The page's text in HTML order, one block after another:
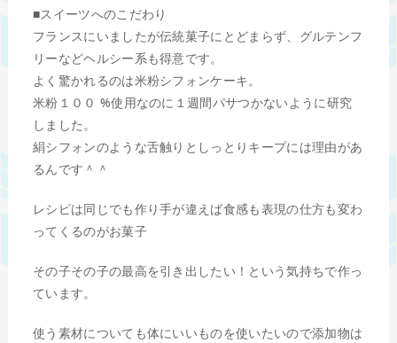
■スイーツへのこだわり
フランスにいましたが伝統菓子にとどまらず、グルテンフ
リーなどヘルシー系も得意です。
よく驚かれるのは米粉シフォンケーキ。
米粉１００ %使用なのに１週間パサつかないように研究
しました。
絹シフォンのような舌触りとしっとりキープには理由があ
るんです＾＾
レシピは同じでも作り手が違えば食感も表現の仕方も変わ
ってくるのがお菓子
その子その子の最高を引き出したい！という気持ちで作っ
ています。
使う素材についても体にいいものを使いたいので添加物は